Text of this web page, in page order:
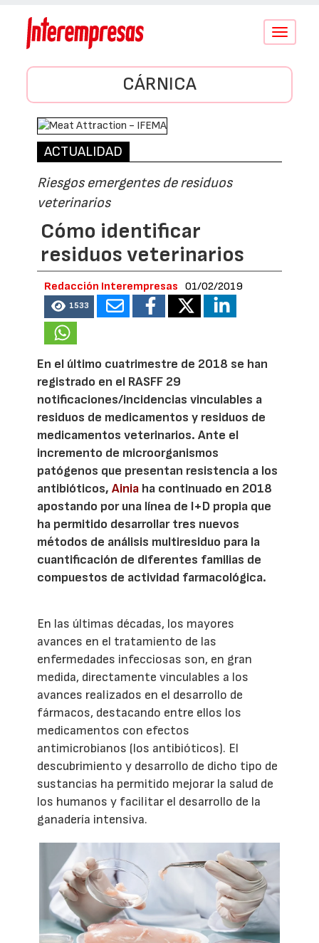
Conmutar
CÁRNICA
ACTUALIDAD
Riesgos emergentes de residuos
veterinarios
Cómo identificar
residuos veterinarios
Redacción Interempresas 01/02/2019
1533
En el último cuatrimestre de 2018 se han
registrado en el RASFF 29
notificaciones/incidencias vinculables a
residuos de medicamentos y residuos de
medicamentos veterinarios. Ante el
incremento de microorganismos
patógenos que presentan resistencia a los
antibióticos,Ainia ha continuado en 2018
apostando por una línea de I+D propia que
ha permitido desarrollar tres nuevos
métodos de análisis multiresiduo para la
cuantificación de diferentes familias de
compuestos de actividad farmacológica.
En las últimas décadas, los mayores
avances en el tratamiento de las
enfermedades infecciosas son, en gran
medida, directamente vinculables a los
avances realizados en el desarrollo de
fármacos, destacando entre ellos los
medicamentos con efectos
antimicrobianos (los antibióticos). El
descubrimiento y desarrollo de dicho tipo de
sustancias ha permitido mejorar la salud de
los humanos y facilitar el desarrollo de la
ganadería intensiva.